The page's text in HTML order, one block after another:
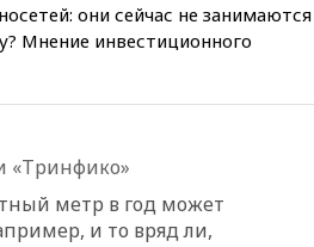
меры безопасности во время
выборов
вчера, 19:25
прокомментировал первый
номер «Единой России» в
бюллетене
они сейчас не занимаются
Мнение инвестиционного
«Тринфико»
метр в год может
и то вряд ли,